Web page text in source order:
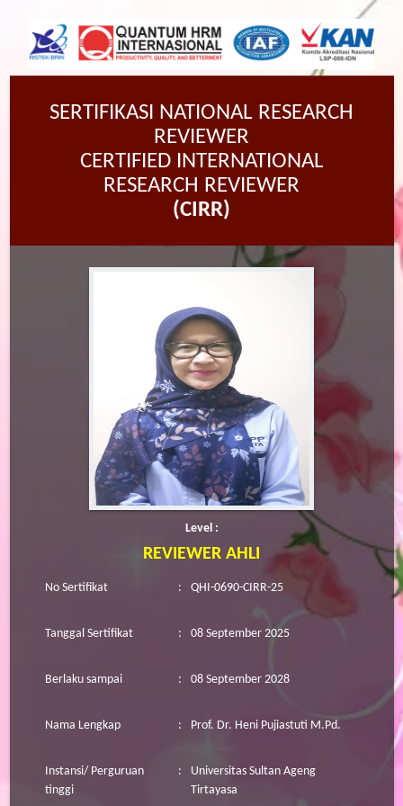
SERTIFIKASI NATIONAL RESEARCH
REVIEWER
CERTIFIED INTERNATIONAL
RESEARCH REVIEWER
(CIRR)
Level :
REVIEWER AHLI
No Sertifikat : QHI-0690-CIRR-25
Tanggal Sertifikat : 08 September 2025
Berlaku sampai : 08 September 2028
Nama Lengkap : Prof. Dr. Heni Pujiastuti M.Pd.
Instansi/ Perguruan
tinggi
:
Universitas Sultan Ageng
Tirtayasa